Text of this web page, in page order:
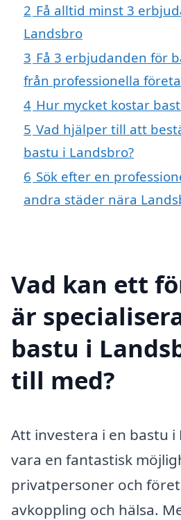
2 Få alltid minst 3
Landsbro
3 Få 3 erbjudanden för
från professionella
4 Hur mycket kostar
5 Vad hjälper till att
bastu i Landsbro?
6 Sök efter en
andra städer nära
Vad kan ett
är
bastu i
till med?
Att investera i en bastu i
vara en fantastisk
privatpersoner och
avkoppling och hälsa.